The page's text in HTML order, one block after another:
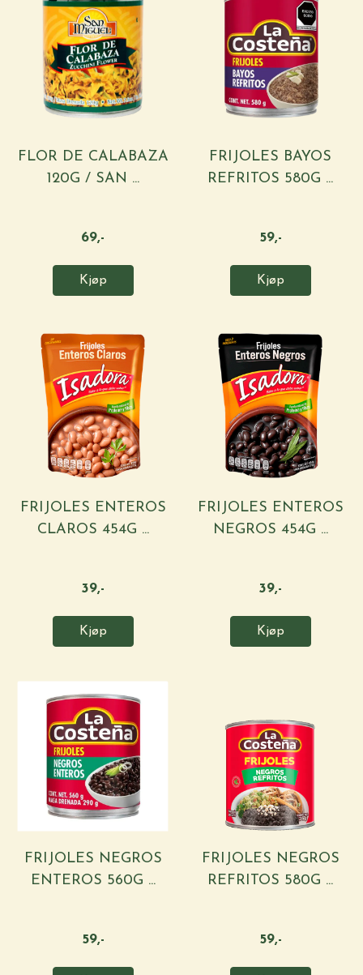
FLOR DE CALABAZA
120G / SAN ...
69,-
Kjøp
FRIJOLES BAYOS
REFRITOS 580G ...
59,-
Kjøp
FRIJOLES ENTEROS
CLAROS 454G ...
39,-
Kjøp
FRIJOLES ENTEROS
NEGROS 454G ...
39,-
Kjøp
FRIJOLES NEGROS
ENTEROS 560G ...
59,-
FRIJOLES NEGROS
REFRITOS 580G ...
59,-